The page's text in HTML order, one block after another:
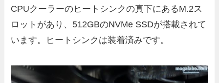
CPUクーラーのヒートシンクの真下にあるM.2ス
ロットがあり、512GBのNVMe SSDが搭載されて
います。ヒートシンクは装着済みです。